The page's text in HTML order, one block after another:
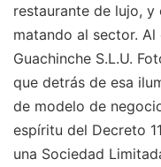
restaurante de lujo,
matando al sector. Al
Guachinche S.L.U.
que detrás de esa
de modelo de
espíritu del Decreto
una Sociedad